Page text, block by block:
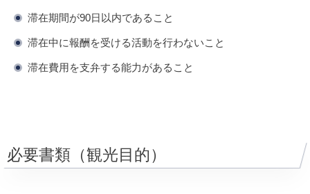
滞在期間が90日以内であること
滞在中に報酬を受ける活動を行わないこと
滞在費用を支弁する能力があること
必要書類（観光目的）